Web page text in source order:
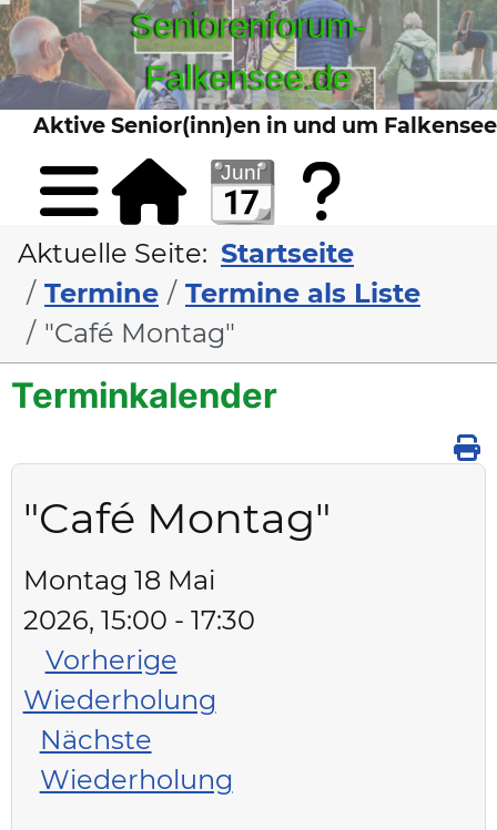
Seniorenforum-
Falkensee.de
Aktive Senior(inn)en in und um Falkensee
Aktuelle Seite: Startseite
Termine
Termine als Liste
"Café Montag"
Terminkalender
"Café Montag"
Montag 18 Mai
2026, 15:00 - 17:30
Vorherige
Wiederholung
Nächste
Wiederholung